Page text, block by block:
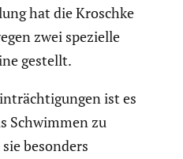
hat die Kroschke
zwei spezielle
gestellt.
ist es
Schwimmen zu
besonders